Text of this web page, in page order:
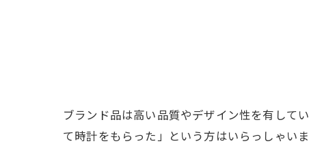
ブランド品は高い品質やデザイン性を有して
て時計をもらった」という方はいらっしゃい